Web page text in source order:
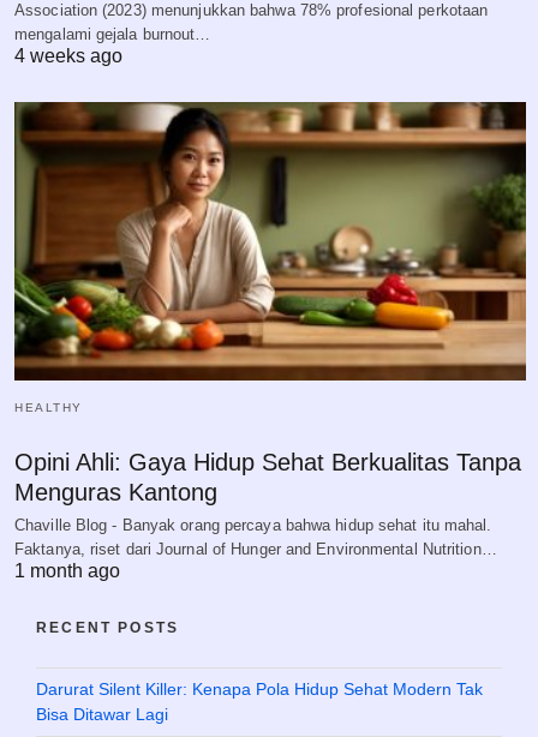
Association (2023) menunjukkan bahwa 78% profesional perkotaan
mengalami gejala burnout…
4 weeks ago
HEALTHY
Opini Ahli: Gaya Hidup Sehat Berkualitas Tanpa
Menguras Kantong
Chaville Blog - Banyak orang percaya bahwa hidup sehat itu mahal.
Faktanya, riset dari Journal of Hunger and Environmental Nutrition…
1 month ago
RECENT POSTS
Darurat Silent Killer: Kenapa Pola Hidup Sehat Modern Tak
Bisa Ditawar Lagi